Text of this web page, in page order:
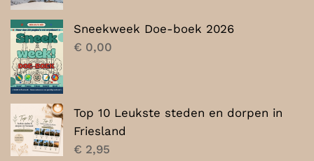
was:
Sneekweek Doe-boek 2026
€ 0,00
Top 10 Leukste steden en dorpen in
Friesland
€ 2,95